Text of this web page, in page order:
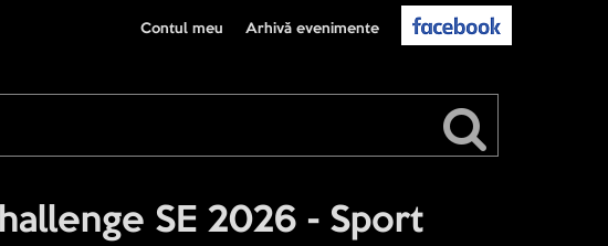
Arhivă evenimente
Contul meu
SE 2026 - Sport